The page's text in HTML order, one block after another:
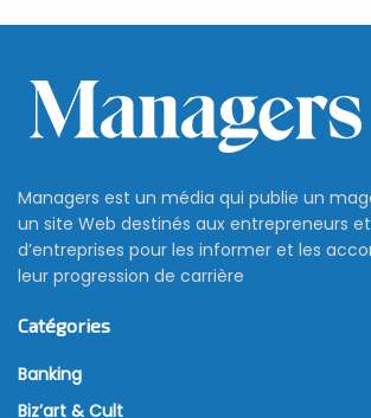
Managers est un média qui publie un
un site Web destinés aux entrepreneurs
d’entreprises pour les informer et les
leur progression de carrière
Catégories
Banking
Biz’art & Cult